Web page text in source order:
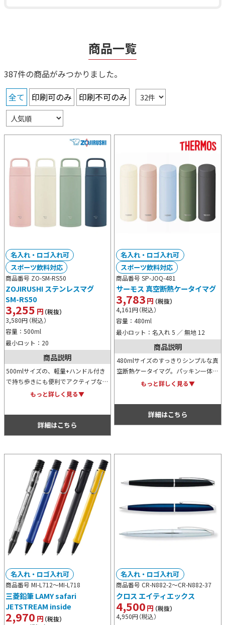
商品一覧
387件の商品がみつかりました。
全て
印刷可のみ 印刷不可のみ
商品番号 ZO-SM-RS50
ZOJIRUSHI ステンレスマグ
SM-RS50
3,255 円（税抜）
3,580円（税込）
容量：500ml
最小ロット：20
名入れ・ロゴ入れ可
スポーツ飲料対応
商品説明
500mlサイズの、軽量+ハンドル付き
で持ち歩きにも便利でアクティブなス
テンレスマグ。パッキンを分解する必
タイプで、お手入れも非常に簡単で
もっと詳しく見る▼
詳細はこちら
商品番号 SP-JOQ-481
サーモス 真空断熱ケータイマグ
3,783円（税抜）
4,161円（税込）
容量：480ml
最小ロット：名入れ 5 ／ 無地 12
名入れ・ロゴ入れ可
スポーツ飲料対応
商品説明
480mlサイズのすっきりシンプルな真
空断熱ケータイマグ。パッキン一体型
の「まる洗ユニット」で食洗機対応タ
ランチ用等におすすめです。
もっと詳しく見る▼
詳細はこちら
商品番号 MI-L712～MI-L718
三菱鉛筆 LAMY safari
JETSTREAM inside
2,970 円（税抜）
名入れ・ロゴ入れ可
商品番号 CR-N882-2～CR-N882-37
クロス エイティエックス
4,500円（税抜）
4,950円（税込）
名入れ・ロゴ入れ可